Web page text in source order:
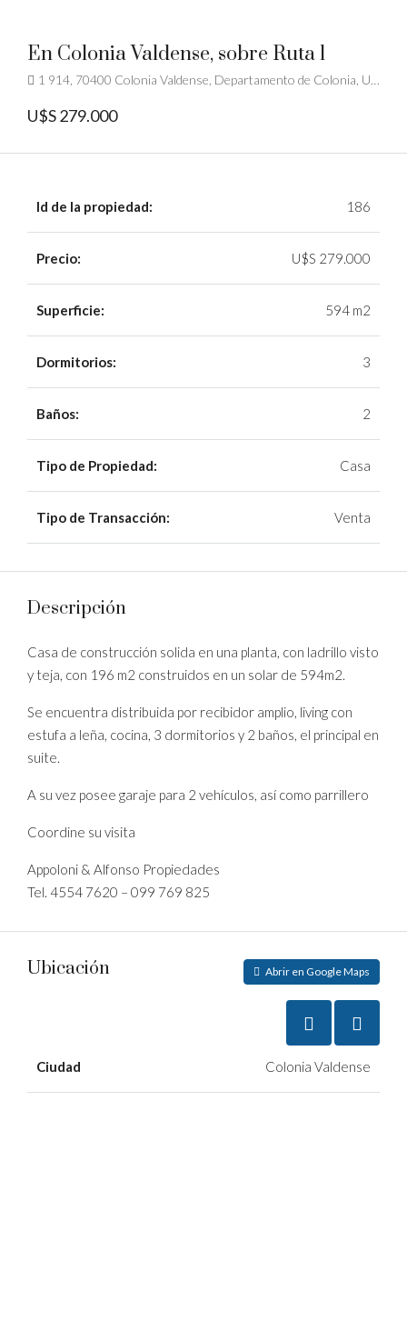
En Colonia Valdense, sobre Ruta 1
1 914, 70400 Colonia Valdense, Departamento de Colonia, Uruguay
U$S 279.000
Id de la propiedad: 186
Precio: U$S 279.000
Superficie: 594 m2
Dormitorios: 3
Baños: 2
Tipo de Propiedad: Casa
Tipo de Transacción: Venta
Descripción
Casa de construcción solida en una planta, con ladrillo visto
y teja, con 196 m2 construidos en un solar de 594m2.
Se encuentra distribuida por recibidor amplio, living con
estufa a leña, cocina, 3 dormitorios y 2 baños, el principal en
suite.
A su vez posee garaje para 2 vehículos, así como parrillero
Coordine su visita
Appoloni & Alfonso Propiedades
Tel. 4554 7620 – 099 769 825
Ubicación Abrir en Google Maps
Ciudad Colonia Valdense